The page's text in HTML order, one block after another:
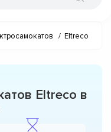
/ Eltreco
Eltreco в